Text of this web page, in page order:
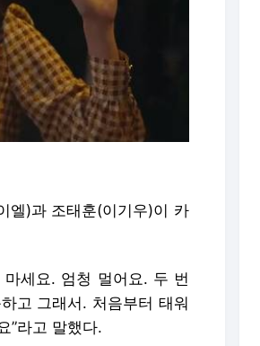
엘)과 조태훈(이기우)이 카
세요. 엄청 멀어요. 두 번
고 그래서. 처음부터 태워
”라고 말했다.